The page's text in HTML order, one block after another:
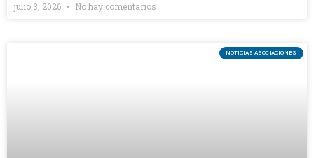
julio 3, 2026 No hay comentarios
NOTICIAS ASOCIACIONES